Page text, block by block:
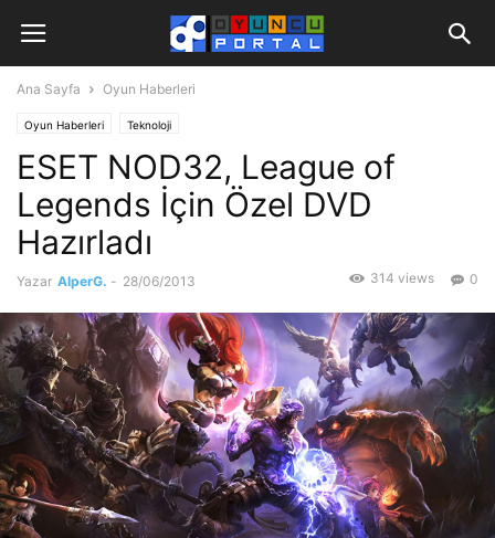
Ana Sayfa Oyun Haberleri
Oyun Haberleri Teknoloji
ESET NOD32, League of
Legends İçin Özel DVD
Hazırladı
Yazar AlperG. - 28/06/2013 0
314 views